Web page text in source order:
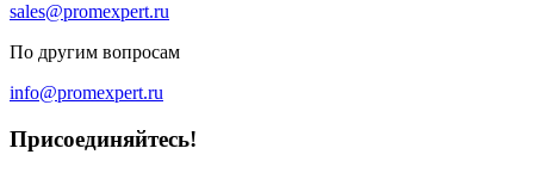
sales@promexpert.ru
По другим вопросам
info@promexpert.ru
Присоединяйтесь!